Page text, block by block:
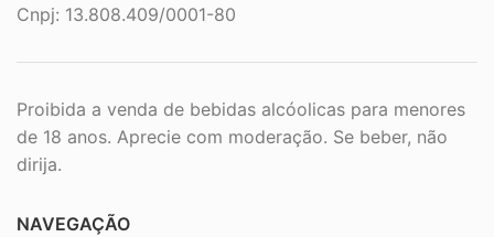
Cnpj: 13.808.409/0001-80
Proibida a venda de bebidas alcóolicas para menores
de 18 anos. Aprecie com moderação. Se beber, não
dirija.
NAVEGAÇÃO